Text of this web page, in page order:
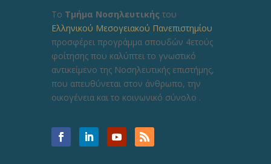
Το Τμήμα Νοσηλευτικής του
Ελληνικού Μεσογειακού Πανεπιστημίου
προσφέρει προγράμμα σπουδών 4ετούς
φοίτησης που καλύπτει το γνωστικό
αντικείμενο της Νοσηλευτικής επιστήμης,
που απευθύνεται στον άνθρωπο, την
οικογένεια και το κοινωνικό σύνολο .